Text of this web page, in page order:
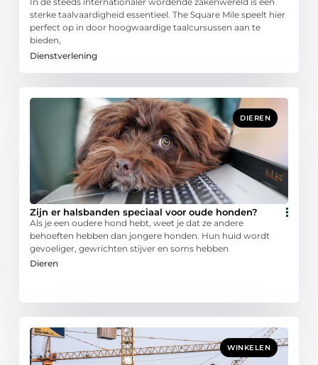
sterke taalvaardigheid essentieel. The Square Mile speelt hier
perfect op in door hoogwaardige taalcursussen aan te
bieden,
Dienstverlening
DIEREN
Zijn er halsbanden speciaal voor oude honden?
Als je een oudere hond hebt, weet je dat ze andere
behoeften hebben dan jongere honden. Hun huid wordt
gevoeliger, gewrichten stijver en soms hebben
Dieren
WINKELEN